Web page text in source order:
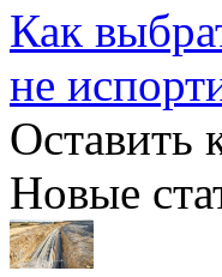
Как
не
Оставить
Новые